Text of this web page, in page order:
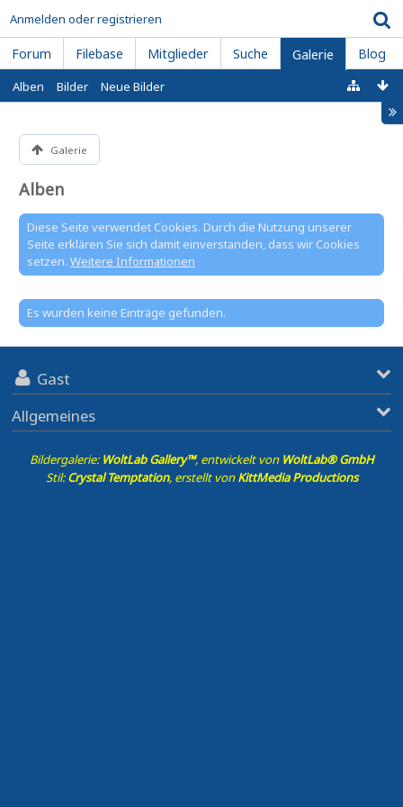
Anmelden oder registrieren
Forum Filebase Mitglieder Suche Galerie Blog
Alben Bilder Neue Bilder
Galerie
Alben
Diese Seite verwendet Cookies. Durch die Nutzung unserer
Seite erklären Sie sich damit einverstanden, dass wir Cookies
setzen. Weitere Informationen
Es wurden keine Einträge gefunden.
Gast
Allgemeines
Bildergalerie: WoltLab Gallery™, entwickelt von WoltLab® GmbH
Stil:Crystal Temptation, erstellt vonKittMedia Productions